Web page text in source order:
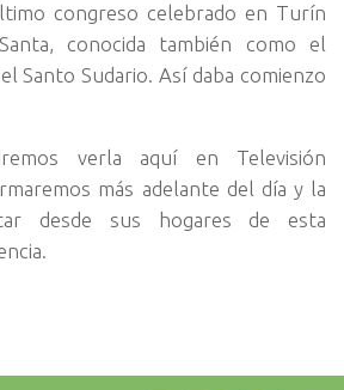
congreso celebrado en Turín
conocida también como el
Santo Sudario. Así daba comienzo
verla aquí en Televisión
más adelante del día y la
desde sus hogares de esta